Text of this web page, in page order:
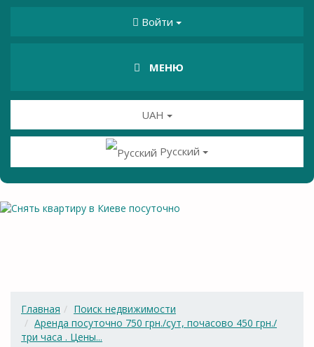
Войти
МЕНЮ
UAH
Русский
Главная
Поиск недвижимости
Аренда посуточно 750 грн./сут, почасово 450 грн./
три часа . Цены...